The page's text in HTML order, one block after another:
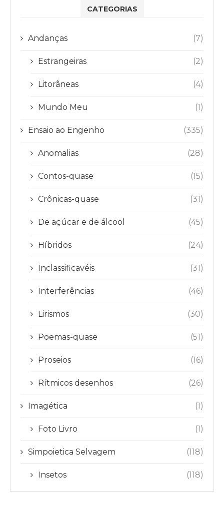
CATEGORIAS
Andanças (7)
Estrangeiras (2)
Litorâneas (4)
Mundo Meu (1)
Ensaio ao Engenho (335)
Anomalias (28)
Contos-quase (15)
Crônicas-quase (31)
De açúcar e de álcool (45)
Híbridos (24)
Inclassificavéis (31)
Interferências (46)
Lirismos (30)
Poemas-quase (51)
Proseios (16)
Rítmicos desenhos (26)
Imagética (1)
Foto Livro (1)
Simpoietica Selvagem (118)
Insetos (118)